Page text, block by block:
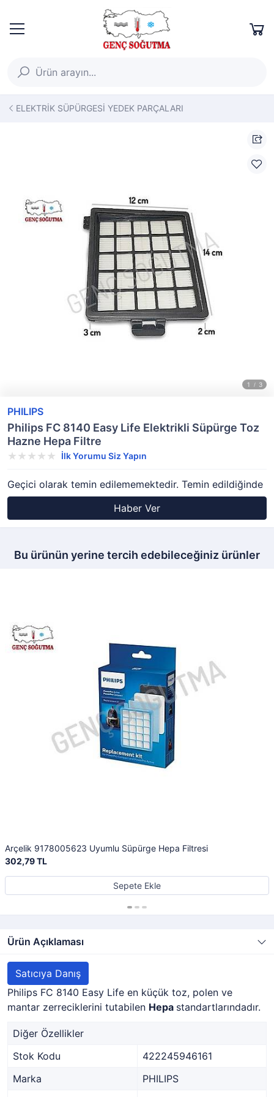
ELEKTRİK SÜPÜRGESİ YEDEK PARÇALARI
PHILIPS
Philips FC 8140 Easy Life Elektrikli Süpürge Toz
Hazne Hepa Filtre
İlk Yorumu Siz Yapın
Geçici olarak temin edilememektedir. Temin edildiğinde
Haber Ver
Bu ürünün yerine tercih edebileceğiniz ürünler
Arçelik 9178005623 Uyumlu Süpürge Hepa Filtresi
302,79 TL
Sepete Ekle
Ürün Açıklaması
Satıcıya Danış
Philips FC 8140 Easy Life en küçük toz, polen ve
mantar zerreciklerini tutabilen Hepa standartlarındadır.
Diğer Özellikler
Stok Kodu
422245946161
Marka
PHILIPS